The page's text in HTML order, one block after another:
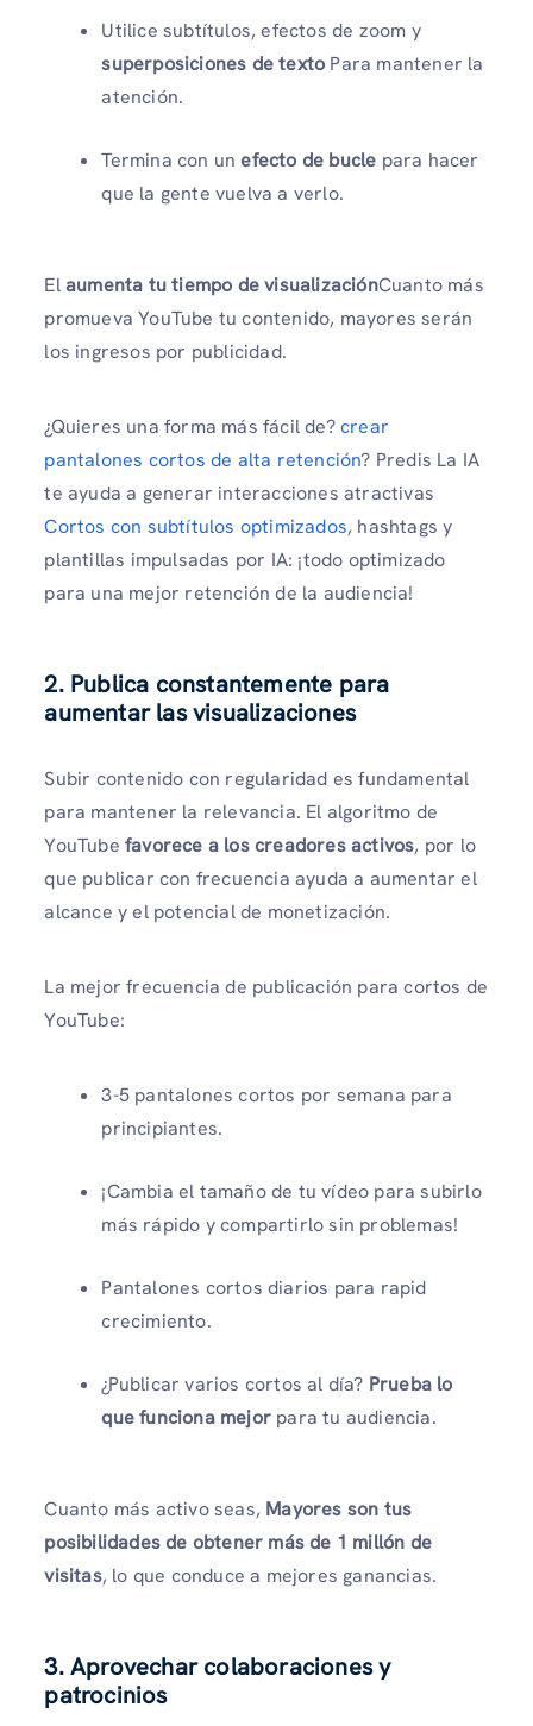
Utilice subtítulos, efectos de zoom y
superposiciones de texto Para mantener la
atención.
Termina con unefecto de bucle para hacer
que la gente vuelva a verlo.
Elaumenta tu tiempo de visualizaciónCuanto más
promueva YouTube tu contenido, mayores serán
los ingresos por publicidad.
¿Quieres una forma más fácil de?crear
pantalones cortos de alta retención? Predis La IA
te ayuda a generar interacciones atractivas
Cortos con subtítulos optimizados, hashtags y
plantillas impulsadas por IA: ¡todo optimizado
para una mejor retención de la audiencia!
2. Publica constantemente para
aumentar las visualizaciones
Subir contenido con regularidad es fundamental
para mantener la relevancia. El algoritmo de
YouTube favorece a los creadores activos, por lo
que publicar con frecuencia ayuda a aumentar el
alcance y el potencial de monetización.
La mejor frecuencia de publicación para cortos de
YouTube:
3-5 pantalones cortos por semana para
principiantes.
¡Cambia el tamaño de tu vídeo para subirlo
más rápido y compartirlo sin problemas!
Pantalones cortos diarios para rapid
crecimiento.
¿Publicar varios cortos al día? Prueba lo
que funciona mejor para tu audiencia.
Cuanto más activo seas, Mayores son tus
posibilidades de obtener más de 1 millón de
visitas, lo que conduce a mejores ganancias.
3. Aprovechar colaboraciones y
patrocinios